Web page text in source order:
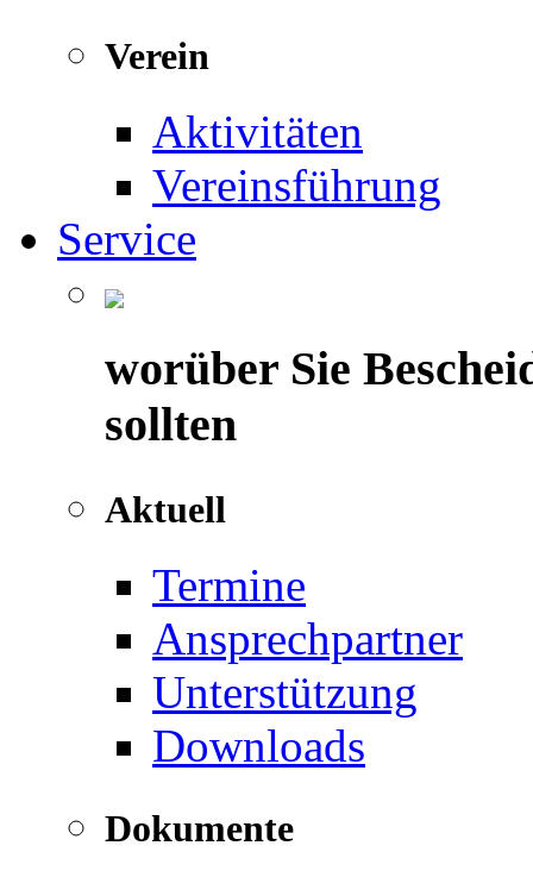
Verein
Aktivitäten
Vereinsführung
Service
worüber Sie
sollten
Aktuell
Termine
Ansprechpartner
Unterstützung
Downloads
Dokumente